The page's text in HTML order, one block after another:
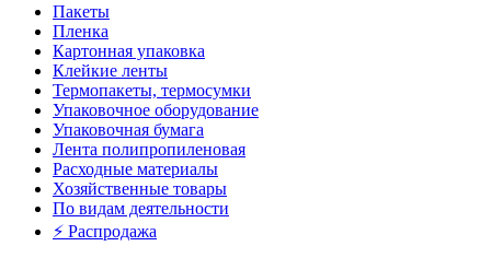
Пакеты
Пленка
Картонная упаковка
Клейкие ленты
Термопакеты, термосумки
Упаковочное оборудование
Упаковочная бумага
Лента полипропиленовая
Расходные материалы
Хозяйственные товары
По видам деятельности
⚡️ Распродажа